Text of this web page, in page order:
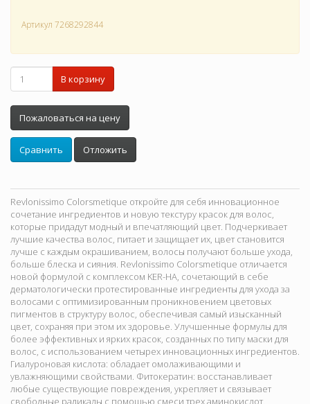
Артикул 7268292844
В корзину
Пожаловаться на цену
Сравнить Отложить
Revlonissimo Colorsmetique откройте для себя инновационное
сочетание ингредиентов и новую текстуру красок для волос,
которые придадут модный и впечатляющий цвет. Подчеркивает
лучшие качества волос, питает и защищает их, цвет становится
лучше с каждым окрашиванием, волосы получают больше ухода,
больше блеска и сияния. Revlonissimo Colorsmetique отличается
новой формулой с комплексом KER-HA, сочетающий в себе
дерматологически протестированные ингредиенты для ухода за
волосами с оптимизированным проникновением цветовых
пигментов в структуру волос, обеспечивая самый изысканный
цвет, сохраняя при этом их здоровье. Улучшенные формулы для
более эффективных и ярких красок, созданных по типу маски для
волос, с использованием четырех инновационных ингредиентов.
Гиалуроновая кислота: обладает омолаживающими и
увлажняющими свойствами. Фитокератин: восстанавливает
любые существующие повреждения, укрепляет и связывает
свободные радикалы с помощью смеси трех аминокислот,